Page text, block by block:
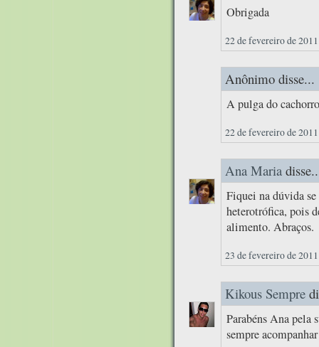
Obrigada
22 de fevereiro de
Anônimo disse...
A pulga do
22 de fevereiro de
Ana Maria
Fiquei na dúvida
heterotrófica, pois
alimento. Abraços.
23 de fevereiro de
Kikous Sempre
Parabéns Ana pela
sempre